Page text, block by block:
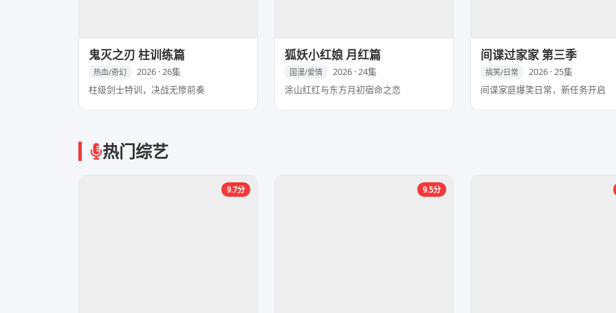
鬼灭之刃 柱训练篇
热血/奇幻
2026 · 26集
柱级剑士特训，决战无惨前奏
狐妖小红娘 月红篇
国漫/爱情
2026 · 24集
涂山红红与东方月初宿命之恋
间谍过家家 第三季
搞笑/日常
2026 · 25集
间谍家庭爆笑日常，新任务开启
热门综艺
9.7分 9.5分